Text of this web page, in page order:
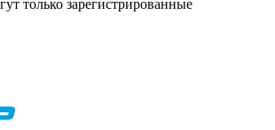
только зарегистрированные